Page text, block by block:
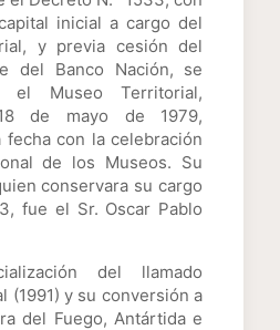
inicial a cargo del
y previa cesión del
del Banco Nación, se
el Museo Territorial,
de mayo de 1979,
con la celebración
de los Museos. Su
conservara su cargo
fue el Sr. Oscar Pablo
del llamado
(1991) y su conversión a
del Fuego, Antártida e